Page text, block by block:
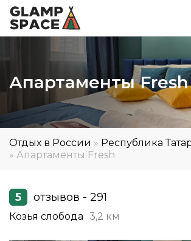
Апартаменты
Отдых в России » Республика
» Апартаменты Fresh
5 отзывов - 291
Козья слобода 3,2 км